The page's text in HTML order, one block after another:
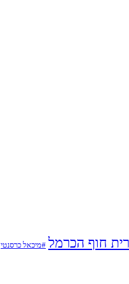
חוף הכרמל #מיכאל כרסנטי